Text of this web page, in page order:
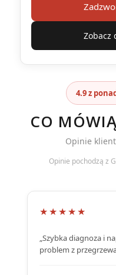
Zobacz
4.9 z
CO
Opinie
Opinie pochodzą z
★★★★★
„Szybka diagnoza i
problem z